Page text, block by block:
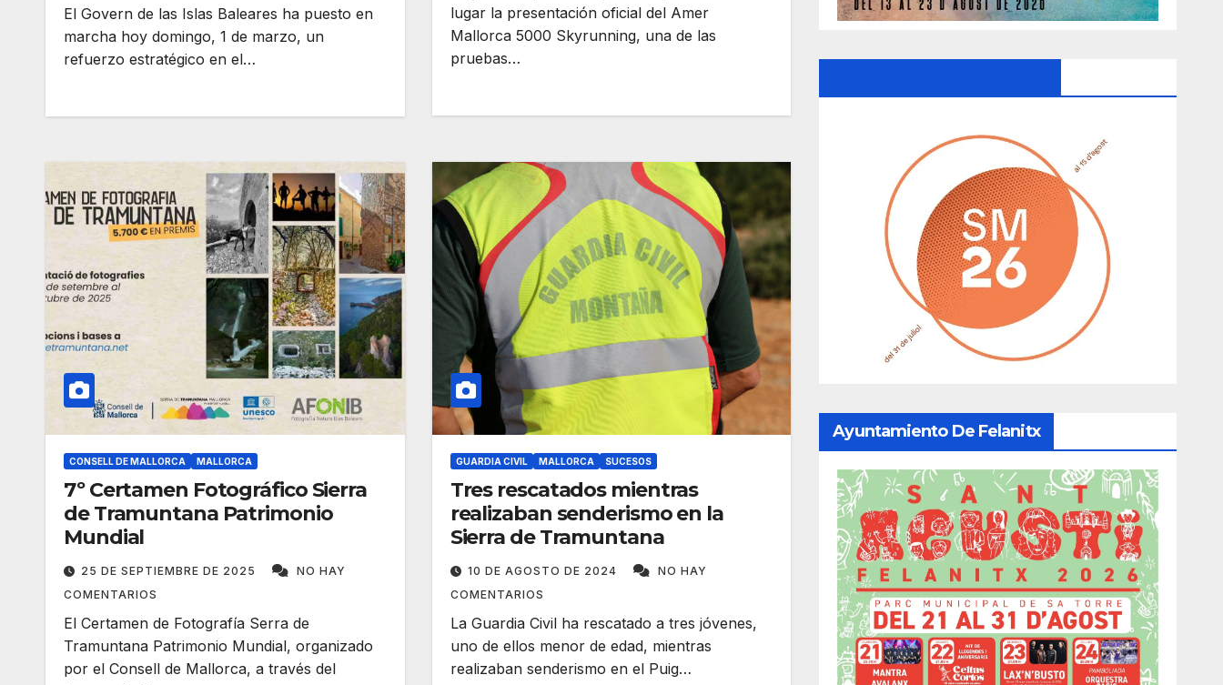
El Govern de las Islas Baleares ha puesto en
marcha hoy domingo, 1 de marzo, un
refuerzo estratégico en el…
lugar la presentación oficial del Amer
Mallorca 5000 Skyrunning, una de las
pruebas…
CONSELL DE MALLORCA MALLORCA
7º Certamen Fotográfico Sierra
de Tramuntana Patrimonio
Mundial
25 DE SEPTIEMBRE DE 2025
NO HAY
COMENTARIOS
El Certamen de Fotografía Serra de
Tramuntana Patrimonio Mundial, organizado
por el Consell de Mallorca, a través del
GUARDIA CIVIL MALLORCA SUCESOS
Tres rescatados mientras
realizaban senderismo en la
Sierra de Tramuntana
10 DE AGOSTO DE 2024
NO HAY
COMENTARIOS
La Guardia Civil ha rescatado a tres jóvenes,
uno de ellos menor de edad, mientras
realizaban senderismo en el Puig…
Ayuntamiento De Felanitx